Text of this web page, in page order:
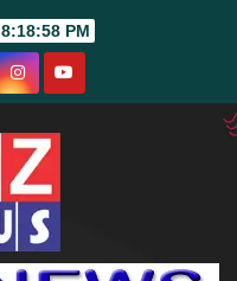
8:18:59 PM